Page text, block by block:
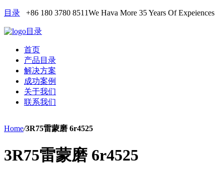
目录 +86 180 3780 8511We Hava More 35 Years Of Expeiences
目录
首页
产品目录
解决方案
成功案例
关于我们
联系我们
Home/3R75雷蒙磨 6r4525
3R75雷蒙磨 6r4525